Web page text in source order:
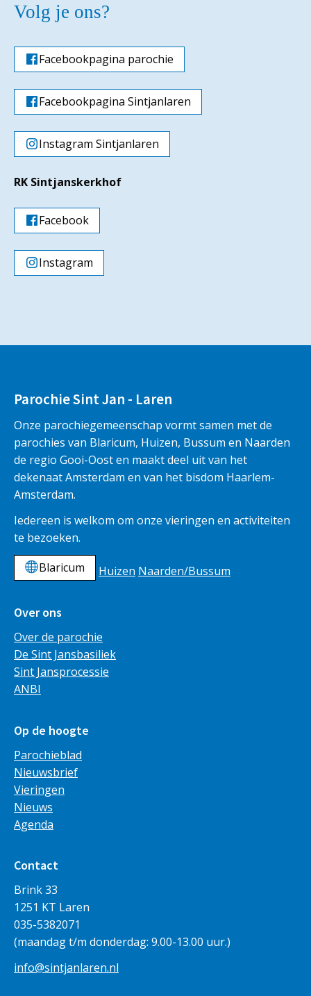
Volg je ons?
Facebookpagina parochie
Facebookpagina Sintjanlaren
Instagram Sintjanlaren
RK Sintjanskerkhof
Facebook
Instagram
Parochie Sint Jan - Laren
Onze parochiegemeenschap vormt samen met de
parochies van Blaricum, Huizen, Bussum en Naarden
de regio Gooi-Oost en maakt deel uit van het
dekenaat Amsterdam en van het bisdom Haarlem-
Amsterdam.
Iedereen is welkom om onze vieringen en activiteiten
te bezoeken.
Blaricum
Huizen Naarden/Bussum
Over ons
Over de parochie
De Sint Jansbasiliek
Sint Jansprocessie
ANBI
Op de hoogte
Parochieblad
Nieuwsbrief
Vieringen
Nieuws
Agenda
Contact
Brink 33
1251 KT Laren
035-5382071
(maandag t/m donderdag: 9.00-13.00 uur.)
info@sintjanlaren.nl